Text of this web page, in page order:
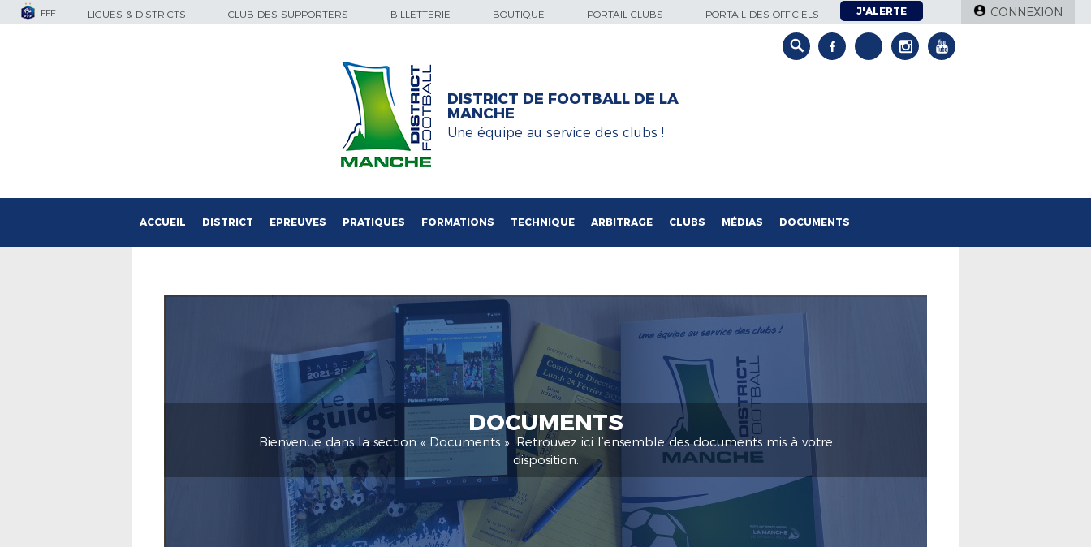
FFF LIGUES & DISTRICTS CLUB DES SUPPORTERS BILLETTERIE BOUTIQUE PORTAIL CLUBS PORTAIL DES OFFICIELS J'ALERTE CONNEXION
DISTRICT DE FOOTBALL DE LA
MANCHE
Une équipe au service des clubs !
ACCUEIL DISTRICT EPREUVES PRATIQUES FORMATIONS TECHNIQUE ARBITRAGE CLUBS MÉDIAS DOCUMENTS
DOCUMENTS
Bienvenue dans la section « Documents ». Retrouvez ici l’ensemble des documents mis à votre
disposition.